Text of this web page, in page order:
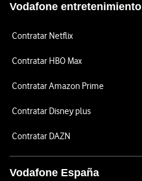
Vodafone entretenimiento
Contratar Netflix
Contratar HBO Max
Contratar Amazon Prime
Contratar Disney plus
Contratar DAZN
Vodafone España